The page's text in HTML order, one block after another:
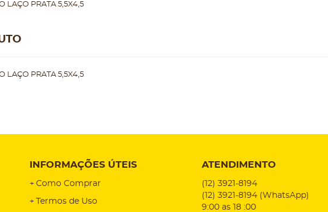
LAÇO PRATA 5,5X4,5
LAÇO PRATA 5,5X4,5
INFORMAÇÕES ÚTEIS
Como Comprar
Termos de Uso
ATENDIMENTO
(12) 3921-8194
(12) 3921-8194 (WhatsApp)
9:00 as 18 :00